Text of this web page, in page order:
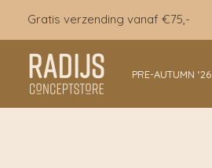
inhoud
Gratis verzending vanaf €75,-
PRE-AUTUMN ‘26